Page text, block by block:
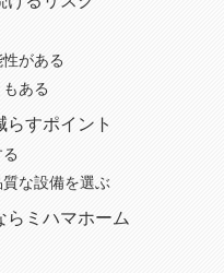
がある
ある
すポイント
な設備を選ぶ
らミハマホーム